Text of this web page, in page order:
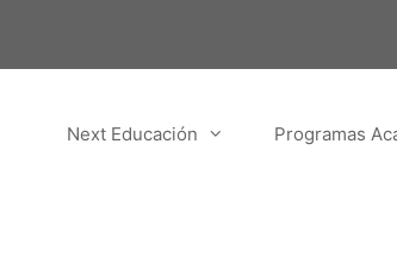
Next Educación Programas